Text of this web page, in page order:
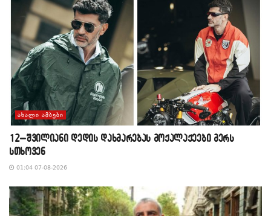
ᲐᲮᲐᲚᲘ ᲐᲛᲑᲔᲑᲘ
12–შვილიანი დედის დახმარებას მოქალაქეები მერს
სთხოვენ
01:04 07-08-2026